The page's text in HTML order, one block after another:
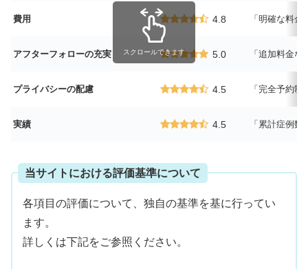
費用 4.8 「明確な料
アフターフォローの充実 5.0 「追加料金
プライバシーの配慮 4.5 「完全予約
実績 4.5 「累計症例
スクロールできます
当サイトにおける評価基準について
各項目の評価について、独自の基準を基に行ってい
ます。
詳しくは下記をご参照ください。